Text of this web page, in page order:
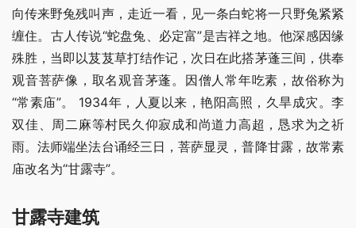
向传来野兔残叫声，走近一看，见一条白蛇将一只野兔紧紧
缠住。古人传说“蛇盘兔、必定富”是吉祥之地。他深感因缘
殊胜，当即以芨芨草打结作记，次日在此搭茅蓬三间，供奉
观音菩萨像，取名观音茅蓬。因僧人常年吃素，故俗称为
“常素庙”。 1934年，人夏以来，艳阳高照，久旱成灾。李
双佳、周二麻等村民久仰寂成和尚道力高超，恳求为之祈
雨。法师端坐法台诵经三日，菩萨显灵，普降甘露，故常素
庙改名为“甘露寺”。
甘露寺建筑